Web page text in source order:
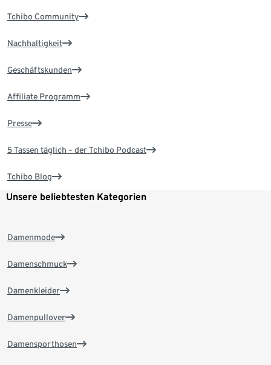
Tchibo Community
Nachhaltigkeit
Geschäftskunden
Affiliate Programm
Presse
5 Tassen täglich – der Tchibo Podcast
Tchibo Blog
Unsere beliebtesten Kategorien
Damenmode
Damenschmuck
Damenkleider
Damenpullover
Damensporthosen